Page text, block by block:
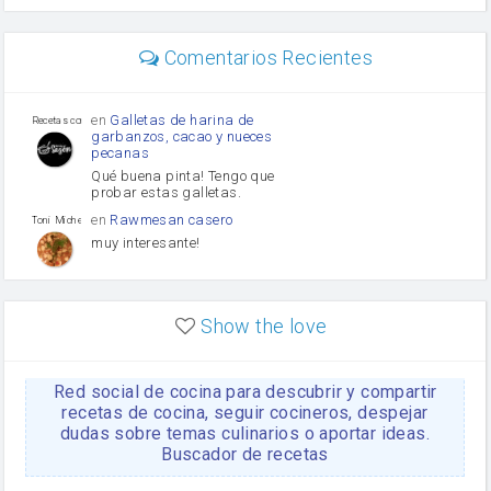
Comentarios Recientes
Recetas con sazon
en Galletas de harina de
garbanzos, cacao y nueces
pecanas
Qué buena pinta! Tengo que
probar estas galletas.
Toni Michel Caubet
en Rawmesan casero
muy interesante!
enLasaña casera fácil y
HOJALDROSA TV
enGachas de la abuela
Rosa
https://youtu.be/Mz69gcVO3sI
Rosa enReceta Del Bizcocho
Show the love
Red social de cocina para descubrir y compartir
recetas de cocina, seguir cocineros, despejar
dudas sobre temas culinarios o aportar ideas.
Buscador de recetas